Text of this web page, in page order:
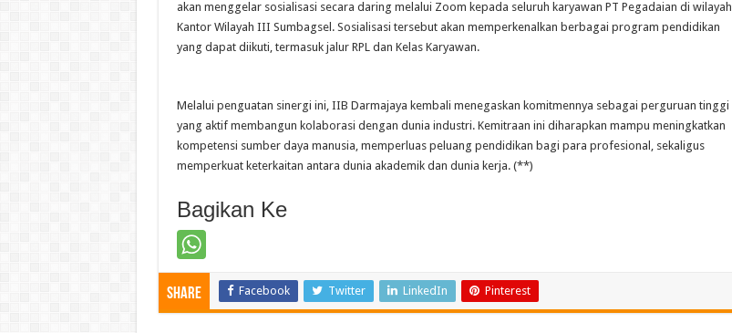
akan menggelar sosialisasi secara daring melalui Zoom kepada seluruh karyawan PT Pegadaian di wilayah
Kantor Wilayah III Sumbagsel. Sosialisasi tersebut akan memperkenalkan berbagai program pendidikan
yang dapat diikuti, termasuk jalur RPL dan Kelas Karyawan.
Melalui penguatan sinergi ini, IIB Darmajaya kembali menegaskan komitmennya sebagai perguruan tinggi
yang aktif membangun kolaborasi dengan dunia industri. Kemitraan ini diharapkan mampu meningkatkan
kompetensi sumber daya manusia, memperluas peluang pendidikan bagi para profesional, sekaligus
memperkuat keterkaitan antara dunia akademik dan dunia kerja. (**)
Bagikan Ke
Share Facebook Twitter LinkedIn Pinterest